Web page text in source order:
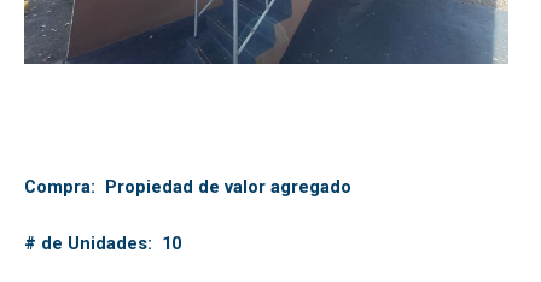
Compra: Propiedad de valor agregado
# de Unidades: 10